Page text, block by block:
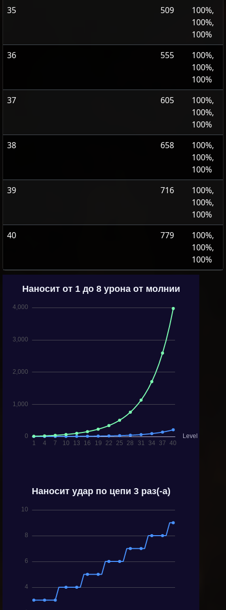
35 509
100%,
100%,
100%
36
555
100%,
100%,
100%
37
605
100%,
100%,
100%
38
658
100%,
100%,
100%
39
716
100%,
100%,
100%
40
779
100%,
100%,
100%